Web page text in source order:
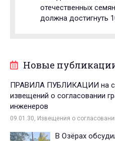
отечественных
должна достигнуть
Новые
ПРАВИЛА ПУБЛИКАЦИИ на
извещений о согласовании
инженеров
09.01.30, Извещения о
В Озёрах